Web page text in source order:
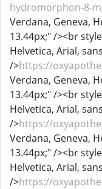
hydromorphon-8-
Verdana, Geneva,
13.44px;" /><br
Helvetica, Arial,
/>https://
Verdana, Geneva,
13.44px;" /><br
Helvetica, Arial,
/>https://
Verdana, Geneva,
13.44px;" /><br
Helvetica, Arial,
/>https://